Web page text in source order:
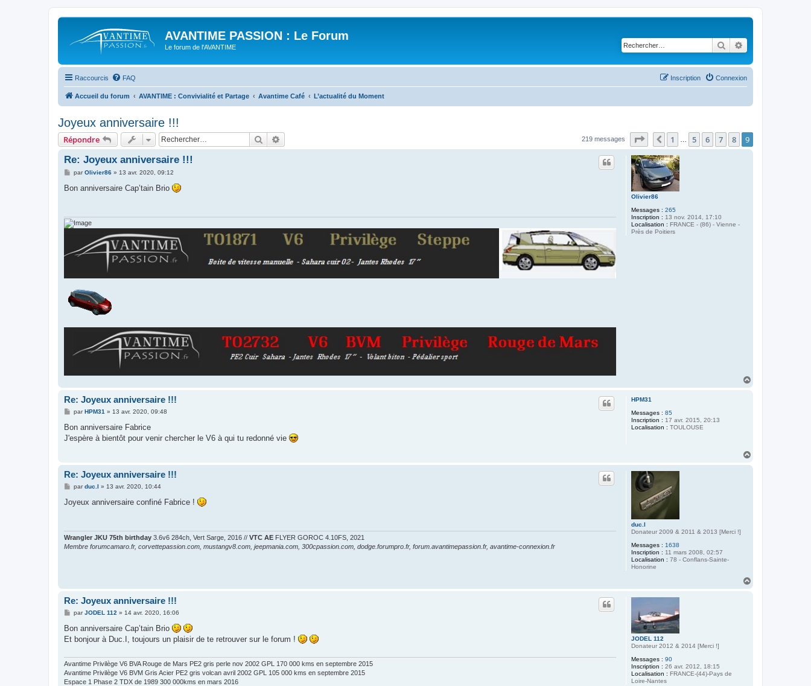
AVANTIME PASSION : Le Forum
Le forum de l'AVANTIME Rechercher
Raccourcis FAQ Connexion
Inscription
Accueil du forum AVANTIME : Convivialité et Partage Avantime Café L’actualité du Moment
Joyeux anniversaire !!!
Répondre Rechercher 219 messages Page sur
Précédent
1 5 6 7 8 9
Olivier86
Messages : 265
Inscription : 13 nov. 2014, 17:10
Localisation : FRANCE - (86) - Vienne -
Près de Poitiers
Re: Joyeux anniversaire !!!
M
s
parOlivier86» 13 avr. 2020, 09:12
Bon anniversaire Cap’tain Brio
HPM31
Messages : 85
Inscription : 17 avr. 2015, 20:13
Localisation : TOULOUSE
Re: Joyeux anniversaire !!!
M
s
a
parHPM31 » 13 avr. 2020, 09:48
Bon anniversaire Fabrice
J'espère à bientôt pour venir chercher le V6 à qui tu redonné vie
duc.l
Donateur 2009 & 2011 & 2013 [Merci !]
Messages : 1638
Inscription : 11 mars 2008, 02:57
Localisation : 78 - Conflans-Sainte-
Honorine
Re: Joyeux anniversaire !!!
M
s
s
parduc.l » 13 avr. 2020, 10:44
Joyeux anniversaire confiné Fabrice !
Wrangler JKU 75th birthday 3.6v6 284ch, Vert Sarge, 2016 // VTC AE FLYER GOROC 4.10FS, 2021
Membre forumcamaro.fr, corvettepassion.com, mustangv8.com, jeepmania.com, 300cpassion.com, dodge.forumpro.fr, forum.avantimepassion.fr, avantime-connexion.fr
JODEL 112
Donateur 2012 & 2014 [Merci !]
Messages : 90
Inscription : 26 avr. 2012, 18:15
Localisation : FRANCE-(44)-Pays de
Loire-Nantes
Re: Joyeux anniversaire !!!
M
s
a
parJODEL 112 » 14 avr. 2020, 16:06
Bon anniversaire Cap’tain Brio
Et bonjour à Duc.I, toujours un plaisir de te retrouver sur le forum !
Avantime Privilège V6 BVA Rouge de Mars PE2 gris perle nov 2002 GPL 170 000 kms en septembre 2015
Avantime Privilège V6 BVM Gris Acier PE2 gris volcan avril 2002 GPL 105 000 kms en septembre 2015
Espace 1 Phase 2 TDX de 1989 300 000kms en mars 2016